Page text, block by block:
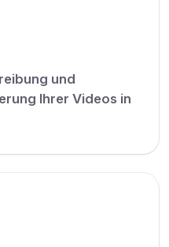
und
Ihrer Videos in